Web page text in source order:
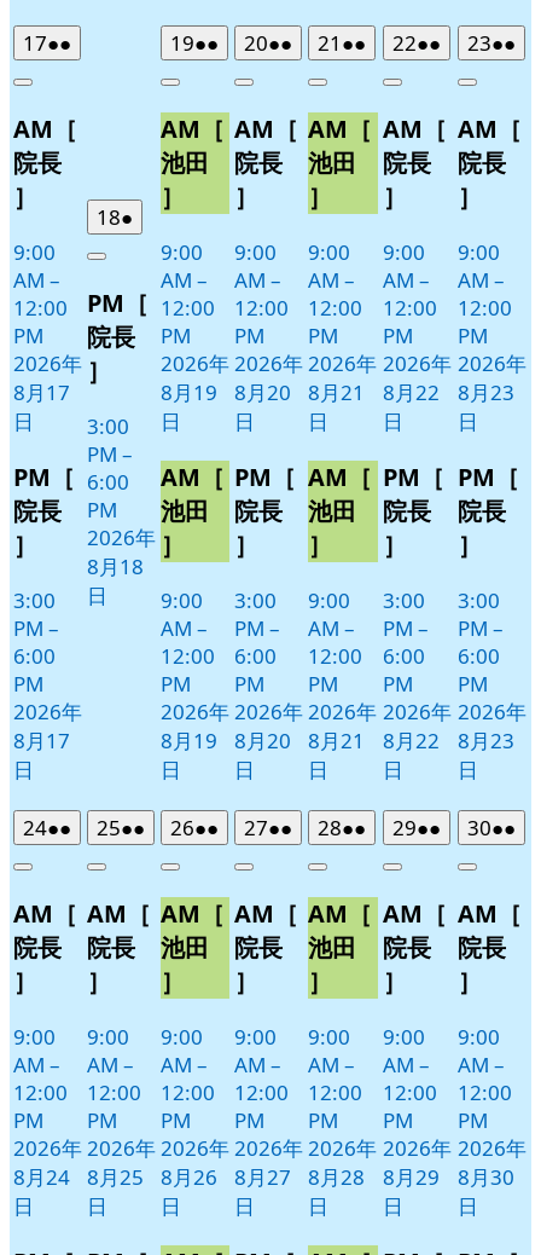
172026
年
月
17
日
●●
件
イ
Close
AM［
院長
］
9:00
AM –
12:00
PM
2026年
8月17
日
PM［
院長
］
3:00
PM –
6:00
PM
2026年
8月17
日
182026
年
月
18
日
●
件
イ
ベ
Close
PM［
院長
］
3:00
PM –
6:00
PM
2026年
8月18
日
192026
年
月
19
日
●●
件
イ
ベ
ト)
Close
AM［
池田
］
9:00
AM –
12:00
PM
2026年
8月19
日
AM［
池田
］
9:00
AM –
12:00
PM
2026年
8月19
日
202026
年
月
20
日
●●
件
イ
ベ
ト)
Close
AM［
院長
］
9:00
AM –
12:00
PM
2026年
8月20
日
PM［
院長
］
3:00
PM –
6:00
PM
2026年
8月20
日
21 2026
年
月
21
日
●●
件
イ
ベ
ト)
Close
AM［
池田
］
9:00
AM –
12:00
PM
2026年
8月21
日
AM［
池田
］
9:00
AM –
12:00
PM
2026年
8月21
日
222026
年
月
22
日
●●
件
イ
ベ
ト)
Close
AM［
院長
］
9:00
AM –
12:00
PM
2026年
8月22
日
PM［
院長
］
3:00
PM –
6:00
PM
2026年
8月22
日
232026
年
月
23
日
●●
件
イ
Close
AM［
院長
］
9:00
AM –
12:00
PM
2026年
8月23
日
PM［
院長
］
3:00
PM –
6:00
PM
2026年
8月23
日
242026
年
月
24
日
●●
件
イ
ベ
ト)
Close
AM［
院長
］
9:00
AM –
12:00
PM
2026年
8月24
日
252026
年
月
25
日
●●
件
イ
ベ
ト)
Close
AM［
院長
］
9:00
AM –
12:00
PM
2026年
8月25
日
262026
年
月
26
日
●●
件
イ
ベ
ト)
Close
AM［
池田
］
9:00
AM –
12:00
PM
2026年
8月26
日
272026
年
月
27
日
●●
件
イ
ベ
ト)
Close
AM［
院長
］
9:00
AM –
12:00
PM
2026年
8月27
日
282026
年
月
28
日
●●
件
イ
ベ
ト)
Close
AM［
池田
］
9:00
AM –
12:00
PM
2026年
8月28
日
292026
年
月
29
日
●●
件
イ
ベ
ト)
Close
AM［
院長
］
9:00
AM –
12:00
PM
2026年
8月29
日
302026
年
月
30
日
●●
件
イ
Close
AM［
院長
］
9:00
AM –
12:00
PM
2026年
8月30
日